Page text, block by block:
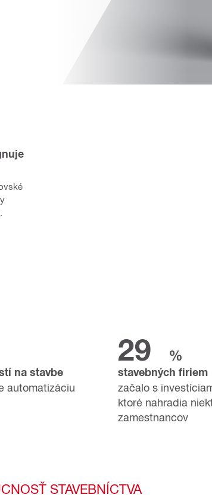
na stavbe
automatizáciu
29 %
stavebných firiem
začalo s
ktoré nahradia
zamestnancov
STAVEBNÍCTVA